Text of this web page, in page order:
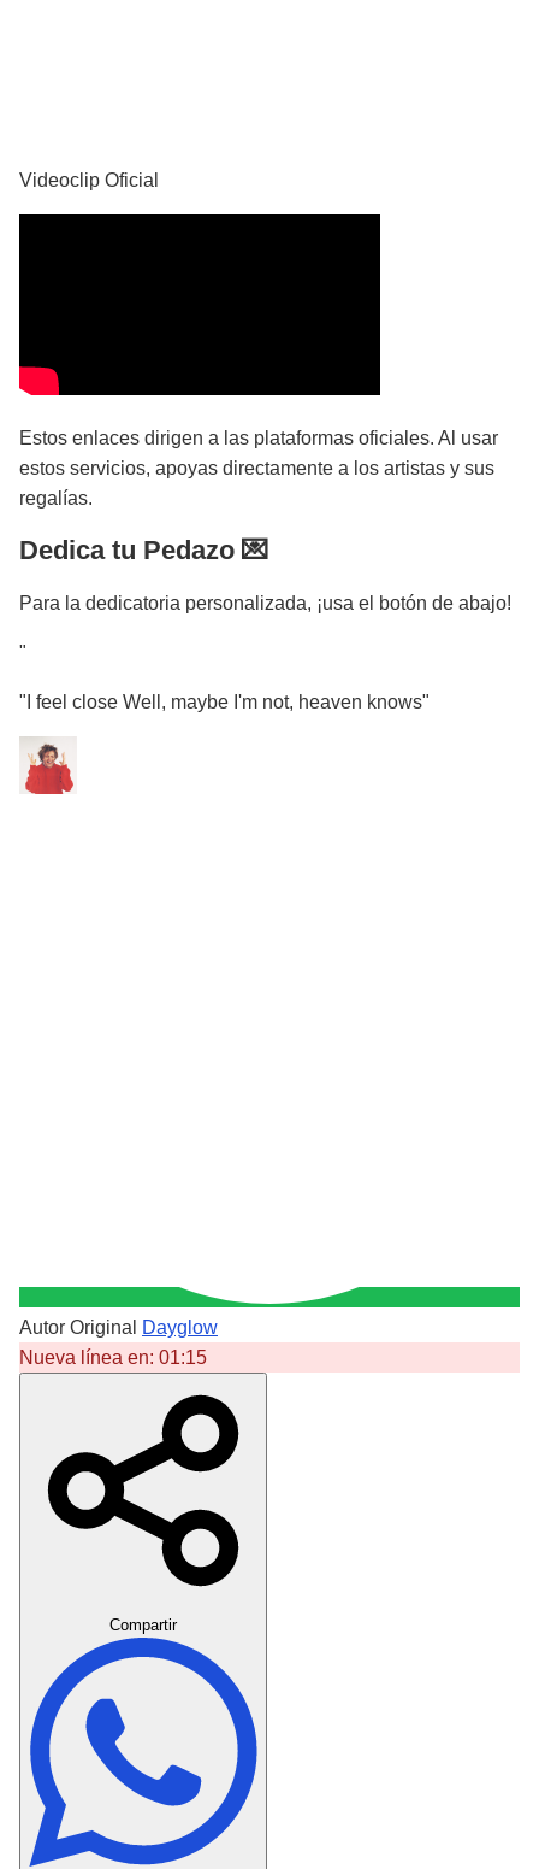
Videoclip Oficial
Estos enlaces dirigen a las plataformas oficiales. Al usar
estos servicios, apoyas directamente a los artistas y sus
regalías.
Dedica tu Pedazo 💌
Para la dedicatoria personalizada, ¡usa el botón de abajo!
"
"I feel close Well, maybe I'm not, heaven knows"
Autor Original
Dayglow
Nueva línea en: 01:15
Compartir